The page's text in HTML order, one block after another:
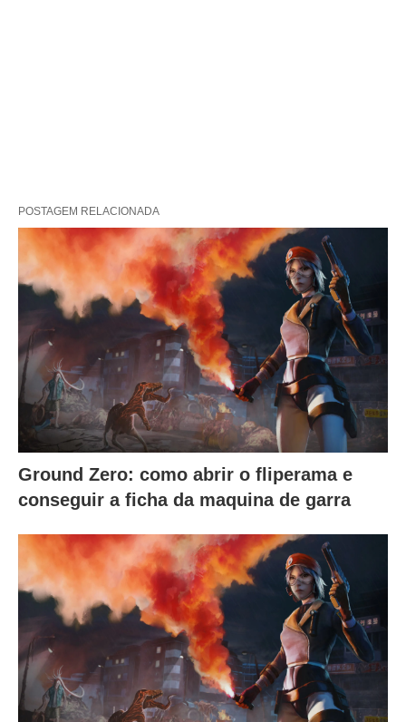
POSTAGEM RELACIONADA
Ground Zero: como abrir o fliperama e
conseguir a ficha da maquina de garra